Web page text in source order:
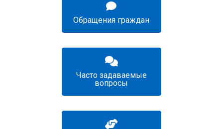
Обращения граждан
Часто задаваемые
вопросы